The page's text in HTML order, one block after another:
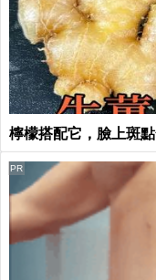
檸檬搭配它，臉上斑
PR